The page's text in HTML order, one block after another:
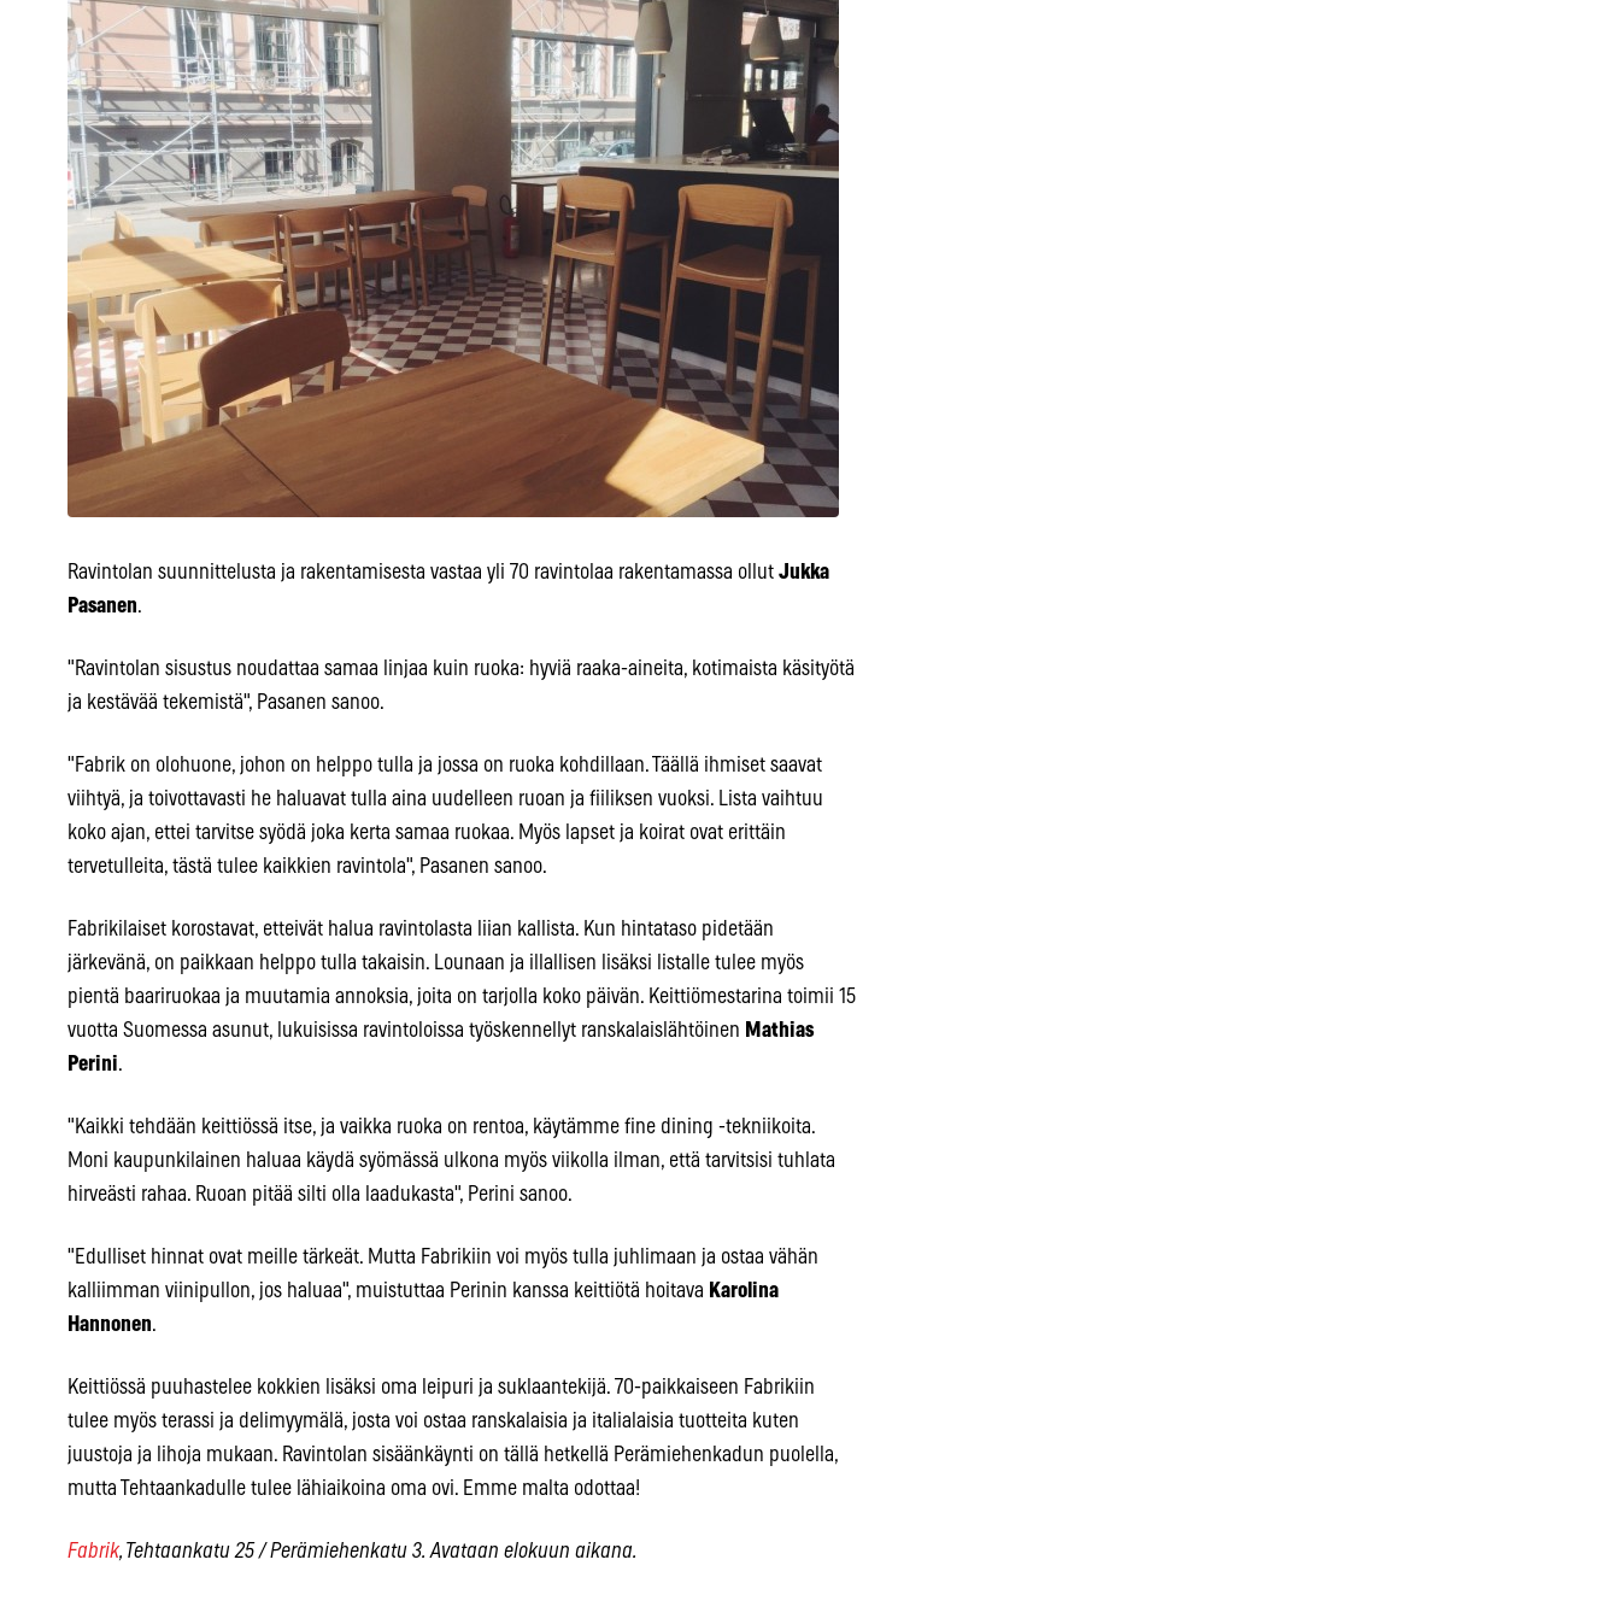
Ravintolan suunnittelusta ja rakentamisesta vastaa yli 70 ravintolaa rakentamassa ollut Jukka
Pasanen.
"Ravintolan sisustus noudattaa samaa linjaa kuin ruoka: hyviä raaka-aineita, kotimaista käsityötä
ja kestävää tekemistä", Pasanen sanoo.
"Fabrik on olohuone, johon on helppo tulla ja jossa on ruoka kohdillaan. Täällä ihmiset saavat
viihtyä, ja toivottavasti he haluavat tulla aina uudelleen ruoan ja fiiliksen vuoksi. Lista vaihtuu
koko ajan, ettei tarvitse syödä joka kerta samaa ruokaa. Myös lapset ja koirat ovat erittäin
tervetulleita, tästä tulee kaikkien ravintola", Pasanen sanoo.
Fabrikilaiset korostavat, etteivät halua ravintolasta liian kallista. Kun hintataso pidetään
järkevänä, on paikkaan helppo tulla takaisin. Lounaan ja illallisen lisäksi listalle tulee myös
pientä baariruokaa ja muutamia annoksia, joita on tarjolla koko päivän. Keittiömestarina toimii 15
vuotta Suomessa asunut, lukuisissa ravintoloissa työskennellyt ranskalaislähtöinen Mathias
Perini.
"Kaikki tehdään keittiössä itse, ja vaikka ruoka on rentoa, käytämme fine dining -tekniikoita.
Moni kaupunkilainen haluaa käydä syömässä ulkona myös viikolla ilman, että tarvitsisi tuhlata
hirveästi rahaa. Ruoan pitää silti olla laadukasta", Perini sanoo.
"Edulliset hinnat ovat meille tärkeät. Mutta Fabrikiin voi myös tulla juhlimaan ja ostaa vähän
kalliimman viinipullon, jos haluaa", muistuttaa Perinin kanssa keittiötä hoitava Karolina
Hannonen.
Keittiössä puuhastelee kokkien lisäksi oma leipuri ja suklaantekijä. 70-paikkaiseen Fabrikiin
tulee myös terassi ja delimyymälä, josta voi ostaa ranskalaisia ja italialaisia tuotteita kuten
juustoja ja lihoja mukaan. Ravintolan sisäänkäynti on tällä hetkellä Perämiehenkadun puolella,
mutta Tehtaankadulle tulee lähiaikoina oma ovi. Emme malta odottaa!
Fabrik, Tehtaankatu 25 / Perämiehenkatu 3. Avataan elokuun aikana.